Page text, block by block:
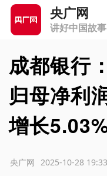
央广网
讲好中国故
成都银行
归母净利
增长
2025-10-28
央广网